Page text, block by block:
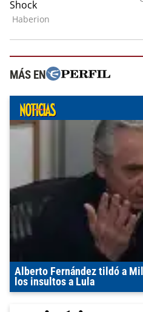
MÁS EN
Alberto Fernández tildó a
los insultos a Lula